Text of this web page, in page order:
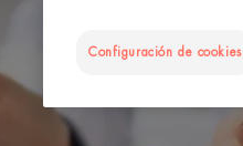
Configuración de cookies